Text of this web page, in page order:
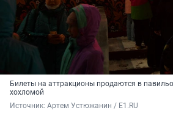
Билеты на аттракционы продаются в
хохломой
Источник: Артем Устюжанин / E1.RU